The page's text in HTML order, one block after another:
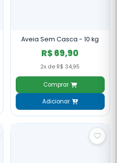
Aveia Sem Casca - 10 kg
R$ 69,90
2x de R$ 34,95
Comprar
Adicionar